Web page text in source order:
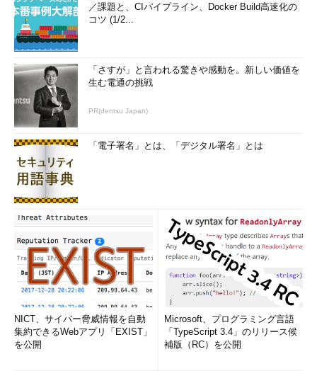
／課題と、CIパイプライン、Docker Build高速化の
コツ (1/2...
「さすが」と言われる驚きや感動を。新しい価値を
生む電通の挑戦
PR(dentsu Japan)
「電子署名」とは、「デジタル署名」とは
NICT、サイバー脅威情報を自動
集約できるWebアプリ「EXIST」
を公開
Microsoft、プログラミング言語
「TypeScript 3.4」のリリース候
補版（RC）を公開